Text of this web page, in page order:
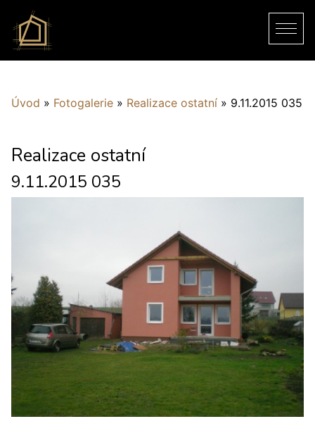
Úvod » Fotogalerie » Realizace ostatní » 9.11.2015 035
Realizace ostatní
9.11.2015 035